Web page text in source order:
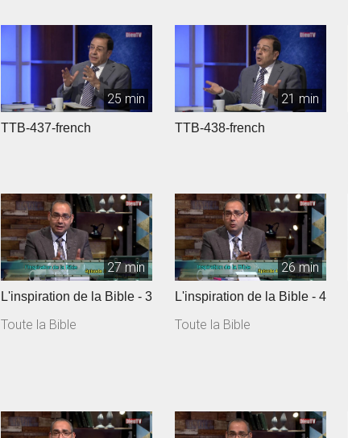
25 min
TTB-437-french
21 min
TTB-438-french
27 min
L'inspiration de la Bible - 3
Toute la Bible
26 min
L'inspiration de la Bible - 4
Toute la Bible